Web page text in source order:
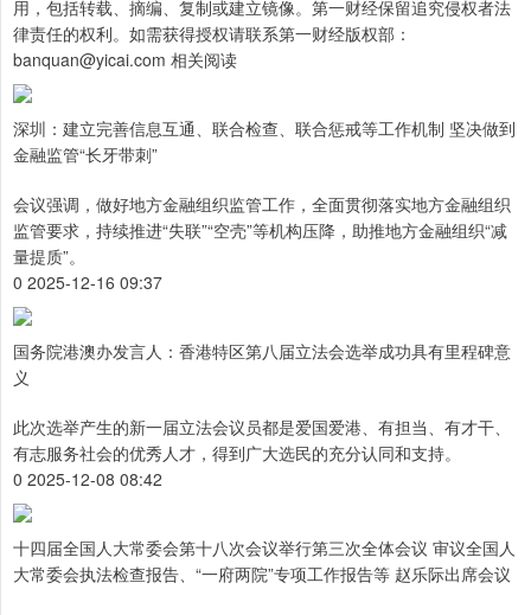
用，包括转载、摘编、复制或建立镜像。第一财经保留追究侵权者法
律责任的权利。如需获得授权请联系第一财经版权部：
banquan@yicai.com 相关阅读
深圳：建立完善信息互通、联合检查、联合惩戒等工作机制 坚决做到
金融监管“长牙带刺”
会议强调，做好地方金融组织监管工作，全面贯彻落实地方金融组织
监管要求，持续推进“失联”“空壳”等机构压降，助推地方金融组织“减
量提质”。
0 2025-12-16 09:37
国务院港澳办发言人：香港特区第八届立法会选举成功具有里程碑意
义
此次选举产生的新一届立法会议员都是爱国爱港、有担当、有才干、
有志服务社会的优秀人才，得到广大选民的充分认同和支持。
0 2025-12-08 08:42
十四届全国人大常委会第十八次会议举行第三次全体会议 审议全国人
大常委会执法检查报告、“一府两院”专项工作报告等 赵乐际出席会议